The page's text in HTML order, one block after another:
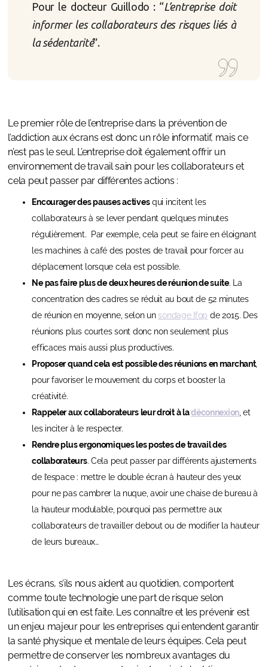
Pour le docteur Guillodo : “L’entreprise doit
informer les collaborateurs des risques liés à
la sédentarité”.
Le premier rôle de l’entreprise dans la prévention de
l’addiction aux écrans est donc un rôle informatif, mais ce
n’est pas le seul. L’entreprise doit également offrir un
environnement de travail sain pour les collaborateurs et
cela peut passer par différentes actions :
Encourager des pauses activesqui incitent les
collaborateurs à se lever pendant quelques minutes
régulièrement. Par exemple, cela peut se faire en éloignant
les machines à café des postes de travail pour forcer au
déplacement lorsque cela est possible.
Ne pas faire plus de deux heures de réunion de suite. La
concentration des cadres se réduit au bout de 52 minutes
de réunion en moyenne, selon un sondage Ifop de 2015. Des
réunions plus courtes sont donc non seulement plus
efficaces mais aussi plus productives.
Proposer quand cela est possible des réunions en marchant,
pour favoriser le mouvement du corps et booster la
créativité.
Rappeler aux collaborateurs leur droit à ladéconnexion, et
les inciter à le respecter.
Rendre plus ergonomiques les postes de travail des
collaborateurs. Cela peut passer par différents ajustements
de l’espace : mettre le double écran à hauteur des yeux
pour ne pas cambrer la nuque, avoir une chaise de bureau à
la hauteur modulable, pourquoi pas permettre aux
collaborateurs de travailler debout ou de modifier la hauteur
de leurs bureaux…
Les écrans, s’ils nous aident au quotidien, comportent
comme toute technologie une part de risque selon
l’utilisation qui en est faite. Les connaître et les prévenir est
un enjeu majeur pour les entreprises qui entendent garantir
la santé physique et mentale de leurs équipes. Cela peut
permettre de conserver les nombreux avantages du